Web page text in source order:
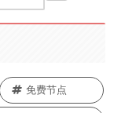
免费节点